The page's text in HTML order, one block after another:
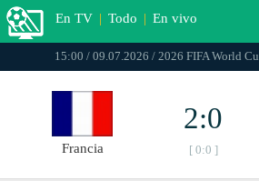
En TV | Todo | En vivo
15:00 / 09.07.2026 / 2026 FIFA World
Francia
2:0
[ 0:0 ]